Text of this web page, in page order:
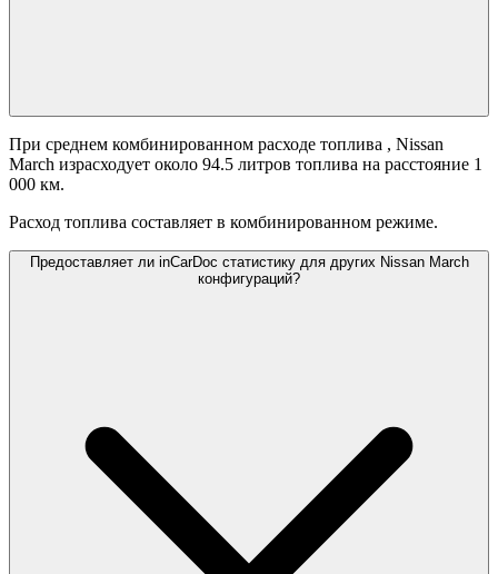
При среднем комбинированном расходе топлива , Nissan
March израсходует около 94.5 литров топлива на расстояние 1
000 км.
Расход топлива составляет в комбинированном режиме.
Предоставляет ли inCarDoc статистику для других Nissan March
конфигураций?